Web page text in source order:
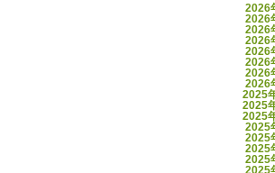
2026
2026
2026
2026
2026
2026
2026
2026
2025
2025
2025
2025
2025
2025
2025
2025